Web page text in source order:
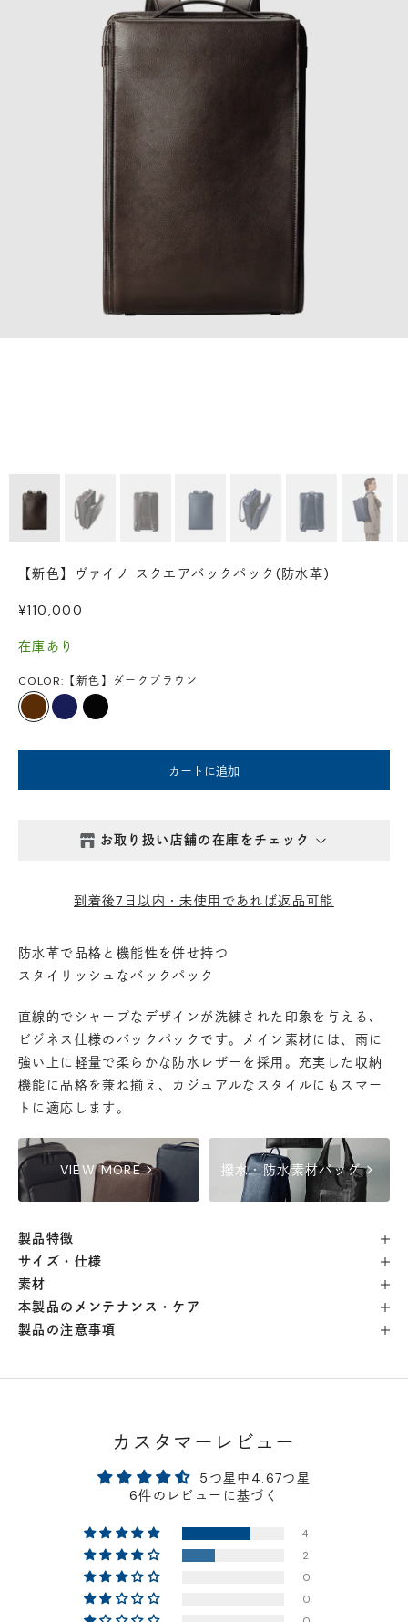
【新色】ヴァイノ スクエアバックパック(防水革)
セール価格
¥110,000
在庫あり
COLOR: 【新色】ダークブラウン
ダークブラウン
ダークネイビー
ブラック
カートに追加
お取り扱い店舗の在庫をチェック
丸の内店 - 在庫 -△
渋谷店- 在庫 -△
六本木店- 在庫 -△
日本橋店- 在庫 -△
自由が丘店 - 在庫 -
横浜店
軽井澤工房店 - 在庫 -×
- 在庫 -△
店舗に在庫がある場合、お支払金額が合計300,000
到着後7日以内・未使用であれば返品可能
防水革で品格と機能性を併せ持つ
スタイリッシュなバックパック
直線的でシャープなデザインが洗練された印象を与える、
ビジネス仕様のバックパックです。メイン素材には、雨に
強い上に軽量で柔らかな防水レザーを採用。充実した収納
機能に品格を兼ね揃え、カジュアルなスタイルにもスマー
トに適応します。
VIEW MOREchevron_right 撥水・防水素材バッグchevron_right
製品特徴
サイズ・仕様
素材
本製品のメンテナンス・ケア
製品の注意事項
カスタマーレビュー
5つ星中4.67つ星
6件のレビューに基づく
4
2
0
0